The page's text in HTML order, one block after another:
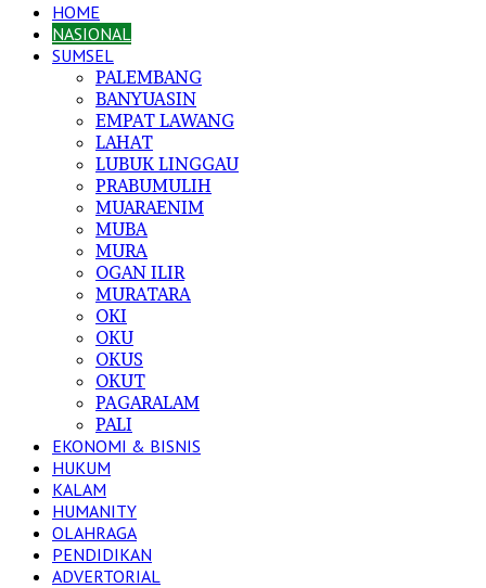
HOME
NASIONAL
SUMSEL
PALEMBANG
BANYUASIN
EMPAT LAWANG
LAHAT
LUBUK LINGGAU
PRABUMULIH
MUARAENIM
MUBA
MURA
OGAN ILIR
MURATARA
OKI
OKU
OKUS
OKUT
PAGARALAM
PALI
EKONOMI & BISNIS
HUKUM
KALAM
HUMANITY
OLAHRAGA
PENDIDIKAN
ADVERTORIAL